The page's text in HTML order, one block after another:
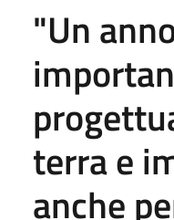
"Un
terra e
anche